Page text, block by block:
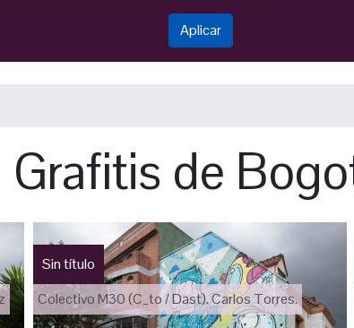
Grafitis de
Sin título
Colectivo M30 (C_to / Dast). Carlos Torres.